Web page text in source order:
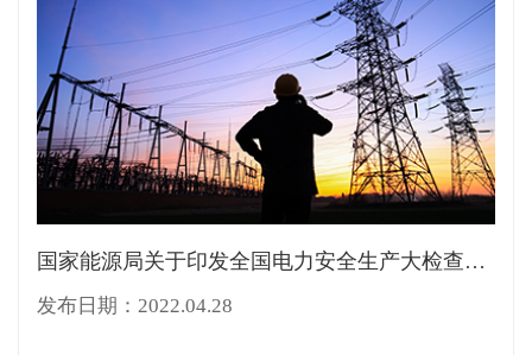
国家能源局关于印发全国电力安全生产大检查工作方案的...
发布日期：2022.04.28